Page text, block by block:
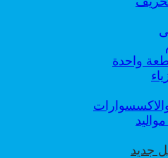
واحدة
جديد